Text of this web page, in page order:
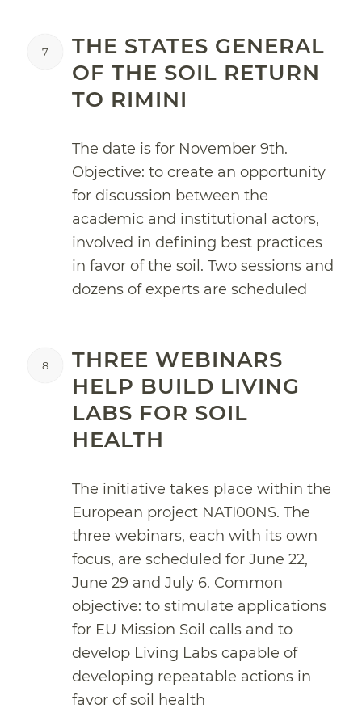
7
THE STATES GENERAL
OF THE SOIL RETURN
TO RIMINI
The date is for November 9th.
Objective: to create an opportunity
for discussion between the
academic and institutional actors,
involved in defining best practices
in favor of the soil. Two sessions and
dozens of experts are scheduled
8
THREE WEBINARS
HELP BUILD LIVING
LABS FOR SOIL
HEALTH
The initiative takes place within the
European project NATI00NS. The
three webinars, each with its own
focus, are scheduled for June 22,
June 29 and July 6. Common
objective: to stimulate applications
for EU Mission Soil calls and to
develop Living Labs capable of
developing repeatable actions in
favor of soil health